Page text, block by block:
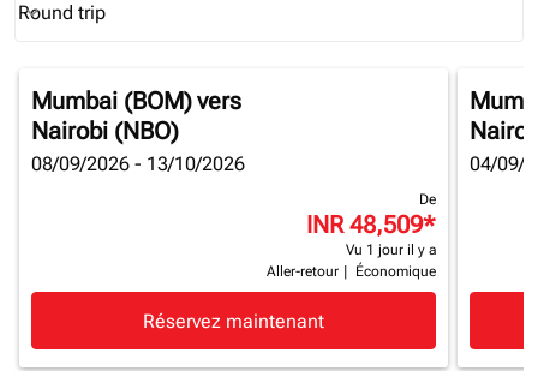
Journey Types option Round trip Selected
Round trip
keyboard_arrow_down
Mumbai (BOM)vers
Nairobi (NBO)
08/09/2026 - 13/10/2026
De
INR 48,509*
Vu 1 jour il y a
Aller-retour
Économique
Réservez maintenant
04/09/